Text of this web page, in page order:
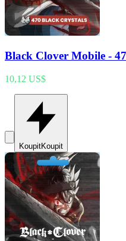
Black Clover Mobile -
10,12 US$
KoupitKoupit